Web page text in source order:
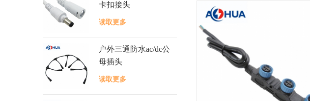
卡扣接头
读取更多
户外三通防水ac/dc公
母插头
读取更多